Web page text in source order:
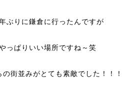
ぶりに鎌倉に行ったんですが
っぱりいい場所ですね～笑
の街並みがとても素敵でした！！！